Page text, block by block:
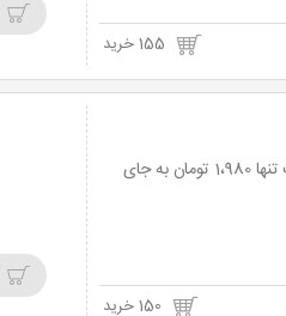
لیزر موهای زائد با دستگاه ایلایت در مطب آقای دکترتاجیک با 78% تخفیف و پرداخت تنها 1،980 تومان به جای